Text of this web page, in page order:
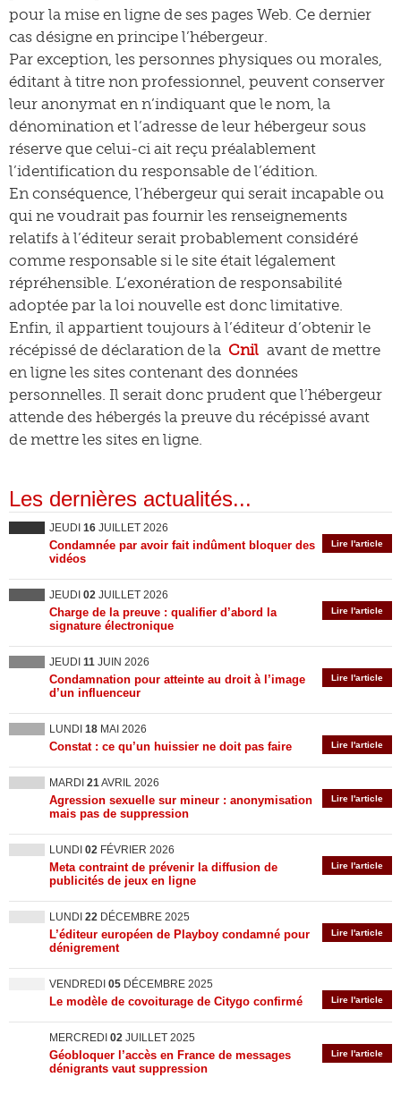
pour la mise en ligne de ses pages Web. Ce dernier
cas désigne en principe l’hébergeur.
Par exception, les personnes physiques ou morales,
éditant à titre non professionnel, peuvent conserver
leur anonymat en n’indiquant que le nom, la
dénomination et l’adresse de leur hébergeur sous
réserve que celui-ci ait reçu préalablement
l’identification du responsable de l’édition.
En conséquence, l’hébergeur qui serait incapable ou
qui ne voudrait pas fournir les renseignements
relatifs à l’éditeur serait probablement considéré
comme responsable si le site était légalement
répréhensible. L’exonération de responsabilité
adoptée par la loi nouvelle est donc limitative.
Enfin, il appartient toujours à l’éditeur d’obtenir le
récépissé de déclaration de la Cnil avant de mettre
en ligne les sites contenant des données
personnelles. Il serait donc prudent que l’hébergeur
attende des hébergés la preuve du récépissé avant
de mettre les sites en ligne.
Les dernières actualités...
JEUDI 16 JUILLET 2026
Lire l'article
Condamnée par avoir fait indûment bloquer des
vidéos
JEUDI 02 JUILLET 2026
Lire l'article
Charge de la preuve : qualifier d’abord la
signature électronique
JEUDI 11 JUIN 2026
Lire l'article
Condamnation pour atteinte au droit à l’image
d’un influenceur
LUNDI 18 MAI 2026
Lire l'article
Constat : ce qu’un huissier ne doit pas faire
MARDI 21AVRIL 2026
Lire l'article
Agression sexuelle sur mineur : anonymisation
mais pas de suppression
LUNDI 02 FÉVRIER 2026
Lire l'article
Meta contraint de prévenir la diffusion de
publicités de jeux en ligne
LUNDI 22 DÉCEMBRE 2025
Lire l'article
L’éditeur européen de Playboy condamné pour
dénigrement
VENDREDI 05 DÉCEMBRE 2025
Lire l'article
Le modèle de covoiturage de Citygo confirmé
MERCREDI 02 JUILLET 2025
Lire l'article
Géobloquer l’accès en France de messages
dénigrants vaut suppression